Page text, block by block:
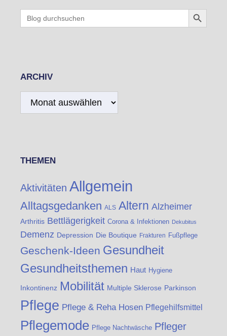
Search
for:
Search Button
ARCHIV
Archiv
THEMEN
Aktivitäten Allgemein
Alltagsgedanken ALS Altern Alzheimer
Arthritis Bettlägerigkeit Corona & Infektionen Dekubitus
Demenz Depression Die Boutique Frakturen Fußpflege
Geschenk-Ideen Gesundheit
Gesundheitsthemen Haut Hygiene
Inkontinenz Mobilität Multiple Sklerose Parkinson
Pflege Pflege & Reha Hosen Pflegehilfsmittel
Pflegemode Pflege Nachtwäsche Pfleger